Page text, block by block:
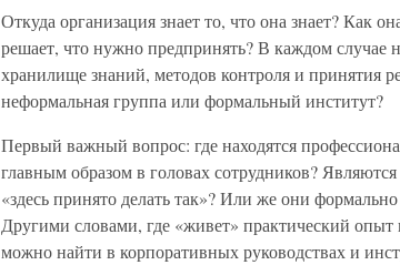
Откуда организация знает то, что она знает? Как
решает, что нужно предпринять? В каждом случае
хранилище знаний, методов контроля и принятия
неформальная группа или формальный институт?
Первый важный вопрос: где находятся
главным образом в головах сотрудников?
«здесь принято делать так»? Или же они
Другими словами, где «живет» практический опыт
можно найти в корпоративных руководствах и